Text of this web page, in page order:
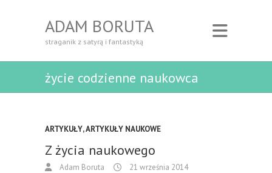
ADAM BORUTA
straganik z satyrą i fantastyką
życie codzienne naukowca
ARTYKUŁY,ARTYKUŁY NAUKOWE
Z życia naukowego
Adam Boruta 21 września 2014